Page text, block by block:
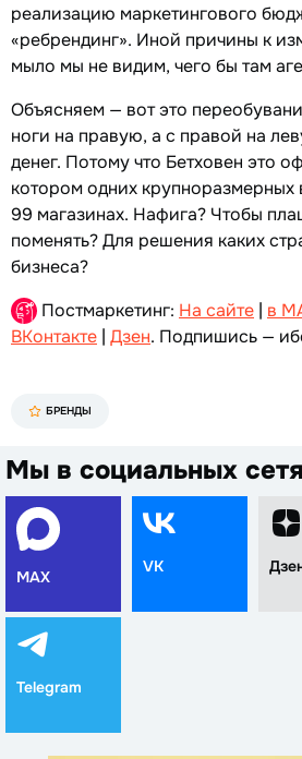
реализацию маркетингового
«ребрендинг». Иной причины к
мыло мы не видим, чего бы там
Объясняем — вот это
ноги на правую, а с правой на
денег. Потому что Бетховен это
котором одних крупноразмерных
99 магазинах. Нафига? Чтобы
поменять? Для решения каких
бизнеса?
Постмаркетинг: На сайте | в
ВКонтакте | Дзен. Подпишись —
БРЕНДЫ
Мы в социальных
MAX
VK
Telegram